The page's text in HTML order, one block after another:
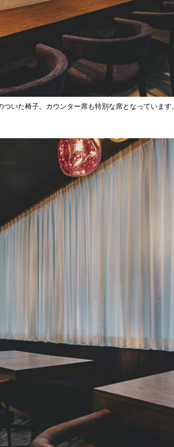
いた椅子。カウンター席も特別な席となっています